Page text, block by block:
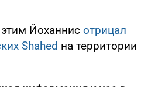
Йоханнис отрицал
Shahed на территории